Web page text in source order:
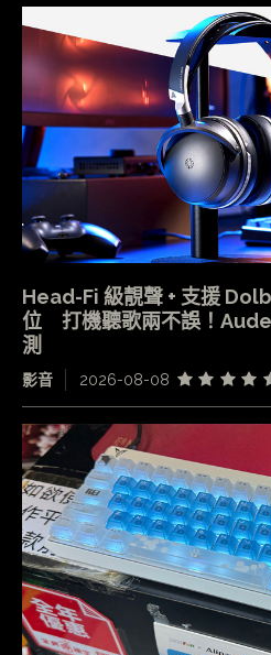
Head-Fi 級靚聲 + 支援
位 打機聽歌兩不誤！
測
影音 2026-08-08